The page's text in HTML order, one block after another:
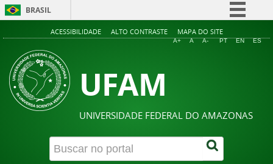
BRASIL
Simplifique!
Acesso à informação
ACESSIBILIDADE ALTO CONTRASTE MAPA DO SITE
A+ A A- PT EN ES
UFAM
UNIVERSIDADE FEDERAL DO AMAZONAS